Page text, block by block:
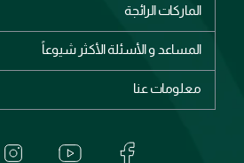
الأكثر مبيعاً
اشترِ بطاقة هدية
الماركات الرائجة
بربري
إيف سان لوران
المساعد و الأسئلة الأكثر شيوعاً
معلومات عنا